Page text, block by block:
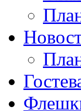
Ampe
Apache
Apple
Apriori
Archos